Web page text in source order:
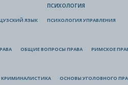
ЯЗЫК
ПСИХОЛОГИЯ
ПСИХОЛОГИЯ УПРАВЛЕНИЯ
ОБЩИЕ ВОПРОСЫ ПРАВА РИМСКОЕ
КРИМИНАЛИСТИКА ОСНОВЫ УГОЛОВНОГО